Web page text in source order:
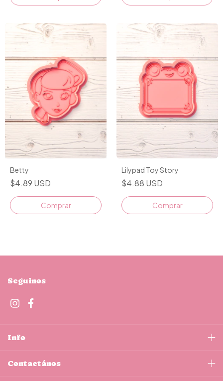
Betty
$4.89 USD
Comprar
Lilypad Toy Story
$4.88 USD
Comprar
Seguinos
Info
Contactános